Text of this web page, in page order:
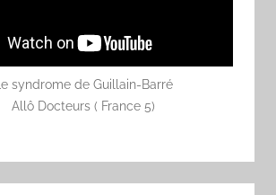
Le syndrome de Guillain-Barré
Allô Docteurs ( France 5)